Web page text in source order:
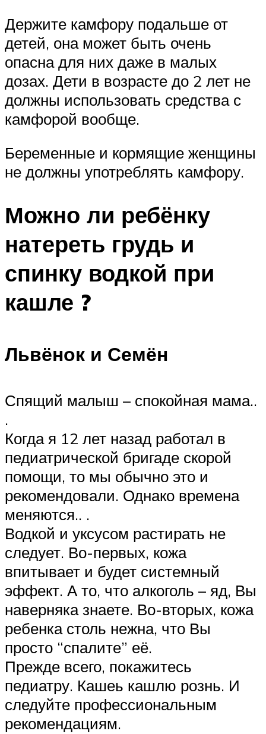
Держите камфору подальше от
детей, она может быть очень
опасна для них даже в малых
дозах. Дети в возрасте до 2 лет не
должны использовать средства с
камфорой вообще.
Беременные и кормящие женщины
не должны употреблять камфору.
Можно ли ребёнку
натереть грудь и
спинку водкой при
кашле ?
Львёнок и Семён
Спящий малыш – спокойная мама..
.
Когда я 12 лет назад работал в
педиатрической бригаде скорой
помощи, то мы обычно это и
рекомендовали. Однако времена
меняются.. .
Водкой и уксусом растирать не
следует. Во-первых, кожа
впитывает и будет системный
эффект. А то, что алкоголь – яд, Вы
наверняка знаете. Во-вторых, кожа
ребенка столь нежна, что Вы
просто “спалите” её.
Прежде всего, покажитесь
педиатру. Кашеь кашлю рознь. И
следуйте профессиональным
рекомендациям.